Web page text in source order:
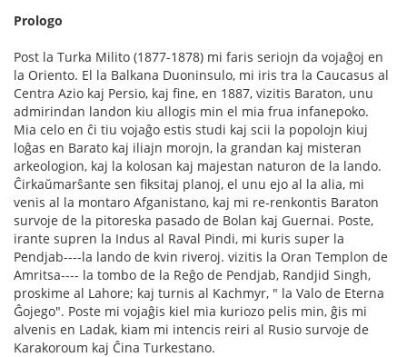
Prologo
Post la Turka Milito (1877-1878) mi faris seriojn da vojaĝoj en
la Oriento. El la Balkana Duoninsulo, mi iris tra la Caucasus al
Centra Azio kaj Persio, kaj fine, en 1887, vizitis Baraton, unu
admirindan landon kiu allogis min el mia frua infanepoko.
Mia celo en ĉi tiu vojaĝo estis studi kaj scii la popolojn kiuj
loĝas en Barato kaj iliajn morojn, la grandan kaj misteran
arkeologion, kaj la kolosan kaj majestan naturon de la lando.
Ĉirkaŭmarŝante sen fiksitaj planoj, el unu ejo al la alia, mi
venis al la montaro Afganistano, kaj mi re-renkontis Baraton
survoje de la pitoreska pasado de Bolan kaj Guernai. Poste,
irante supren la Indus al Raval Pindi, mi kuris super la
Pendjab----la lando de kvin riveroj. vizitis la Oran Templon de
Amritsa---- la tombo de la Reĝo de Pendjab, Randjid Singh,
proskime al Lahore; kaj turnis al Kachmyr, " la Valo de Eterna
Ĝojego". Poste mi vojaĝis kiel mia kuriozo pelis min, ĝis mi
alvenis en Ladak, kiam mi intencis reiri al Rusio survoje de
Karakoroum kaj Ĉina Turkestano.